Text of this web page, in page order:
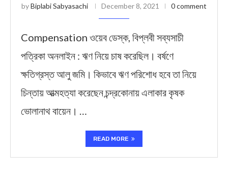
byBiplabi Sabyasachi December 8, 2021 0 comment
Compensation ওয়েব ডেস্ক, বিপ্লবী সব্যসাচী
পত্রিকা অনলাইন : ঋণ নিয়ে চাষ করেছিল। বর্ষণে
ক্ষতিগ্রস্ত আলু জমি। কিভাবে ঋণ পরিশোধ হবে তা নিয়ে
চিন্তায় আত্মহত্যা করেছেন চন্দ্রকোনায় এলাকার কৃষক
ভোলানাথ বায়েন। …
READ MORE